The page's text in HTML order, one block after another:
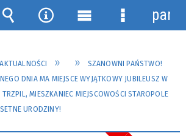
AKTUALNOŚCI
SZANOWNI PAŃSTWO!
DNIA MA MIEJSCE WYJĄTKOWY JUBILEUSZ W
MIESZKANIEC MIEJSCOWOŚCI STAROPOLE
URODZINY!
Narzędzia
Menu Menu
panel